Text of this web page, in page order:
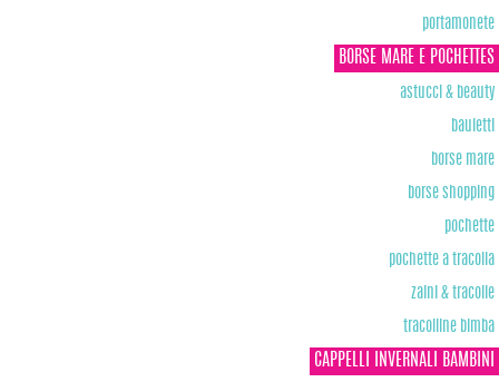
portamonete
BORSE MARE E POCHETTES
astucci & beauty
bauletti
borse mare
borse shopping
pochette
pochette a tracolla
zaini & tracolle
tracolline bimba
CAPPELLI INVERNALI BAMBINI